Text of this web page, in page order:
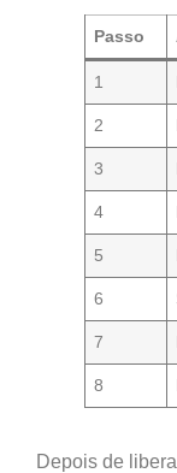
Passo
1
2
3
4
5
6
7
8
Depois de